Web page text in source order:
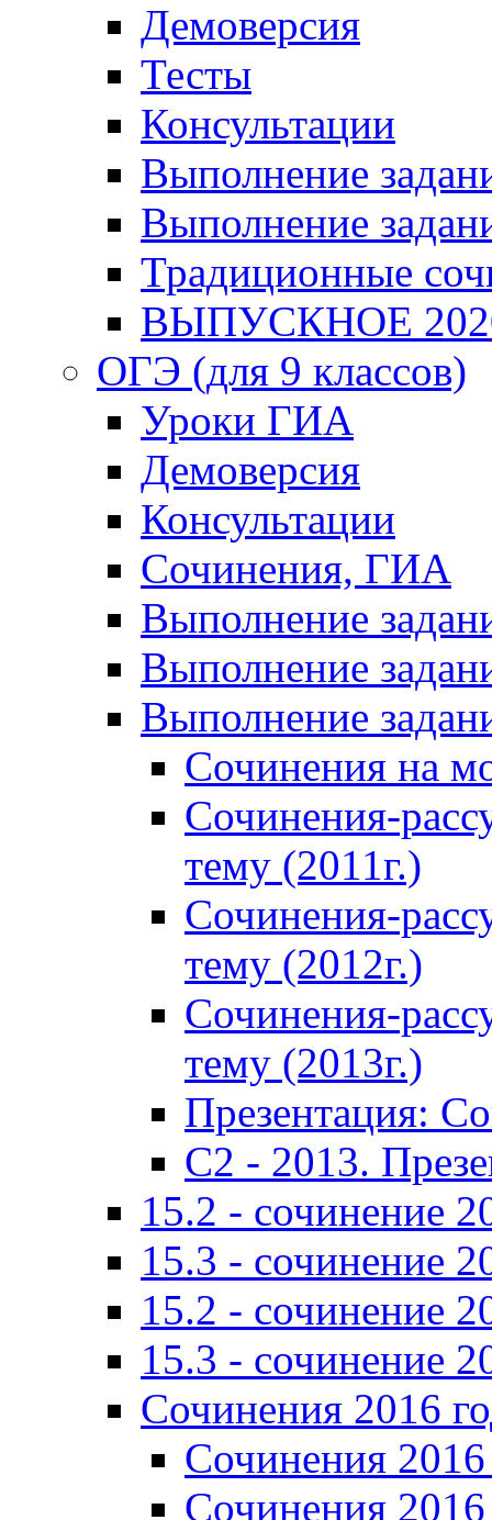
Демоверсия
Тесты
Консультации
Выполнение
Выполнение
Традиционные
ВЫПУСКНОЕ
ОГЭ (для 9 классов)
Уроки ГИА
Демоверсия
Консультации
Сочинения, ГИА
Выполнение
Выполнение
Выполнение
Сочинения на
Сочинения-
тему (2011г.)
Сочинения-
тему (2012г.)
Сочинения-
тему (2013г.)
Презентация:
C2 - 2013.
15.2 - сочинение
15.3 - сочинение
15.2 - сочинение
15.3 - сочинение
Сочинения 2016
Сочинения
Сочинения